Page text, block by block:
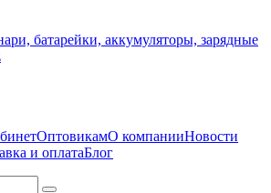
ОптовикамО компанииНовости
и оплатаБлог